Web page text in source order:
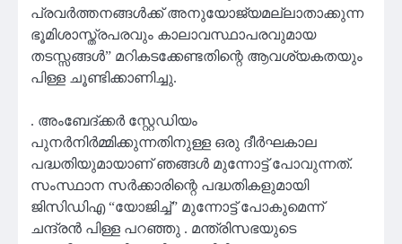
പ്രവർത്തനങ്ങൾക്ക് അനുയോജ്യമല്ലാതാക്കുന്ന
ഭൂമിശാസ്ത്രപരവും കാലാവസ്ഥാപരവുമായ
തടസ്സങ്ങൾ” മറികടക്കേണ്ടതിന്റെ ആവശ്യകതയും
പിള്ള ചൂണ്ടിക്കാണിച്ചു.
. അംബേദ്ക്കർ സ്റ്റേഡിയം
പുനർനിർമ്മിക്കുന്നതിനുള്ള ഒരു ദീർഘകാല
പദ്ധതിയുമായാണ് ഞങ്ങൾ മുന്നോട്ട് പോവുന്നത്.
സംസ്ഥാന സർക്കാരിന്റെ പദ്ധതികളുമായി
ജിസിഡിഎ “യോജിച്ച്” മുന്നോട്ട് പോകുമെന്ന്
ചന്ദ്രൻ പിള്ള പറഞ്ഞു . മന്ത്രിസഭയുടെ